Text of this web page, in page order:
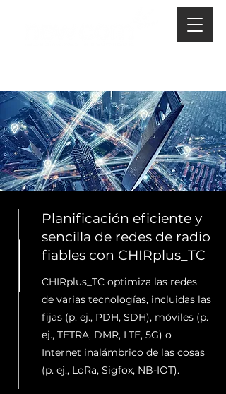
Planificación eficiente y
sencilla de redes de radio
fiables con CHIRplus_TC
CHIRplus_TC optimiza las redes
de varias tecnologías, incluidas las
fijas (p. ej., PDH, SDH), móviles (p.
ej., TETRA, DMR, LTE, 5G) o
Internet inalámbrico de las cosas
(p. ej., LoRa, Sigfox, NB-IOT).